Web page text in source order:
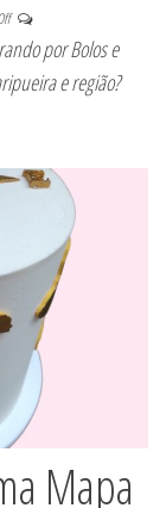
por Bolos e
e região?
Mapa